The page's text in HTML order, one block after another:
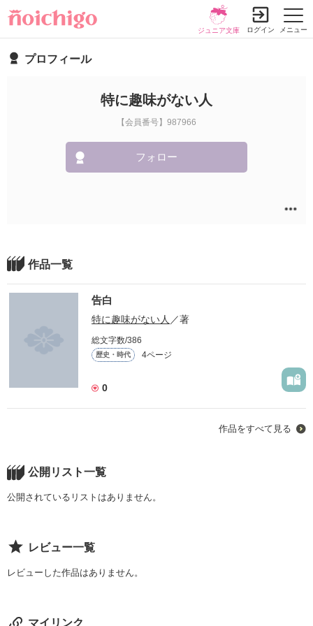
メニュー
ジュニア文庫 ログイン
プロフィール
特に趣味がない人
【会員番号】987966
フォロー
作品一覧
告白
特に趣味がない人 ／著
総文字数/386
歴史・時代 4ページ
0
作品をすべて見る
公開リスト一覧
公開されているリストはありません。
レビュー一覧
レビューした作品はありません。
マイリンク